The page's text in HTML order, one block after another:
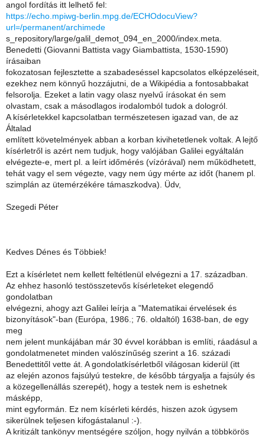
angol fordítás itt lelhető fel:
https://echo.mpiwg-berlin.mpg.de/ECHOdocuView?
url=/permanent/archimede
s_repository/large/galil_demot_094_en_2000/index.meta.
Benedetti (Giovanni Battista vagy Giambattista, 1530-1590)
írásaiban
fokozatosan fejlesztette a szabadeséssel kapcsolatos elképzeléseit,
ezekhez nem könnyű hozzájutni, de a Wikipédia a fontosabbakat
felsorolja. Ezeket a latin vagy olasz nyelvű írásokat én sem
olvastam, csak a másodlagos irodalomból tudok a dologról.
A kísérletekkel kapcsolatban természetesen igazad van, de az
Általad
említett követelmények abban a korban kivihetetlenek voltak. A lejtő
kísérletről is azért nem tudjuk, hogy valójában Galilei egyáltalán
elvégezte-e, mert pl. a leírt időmérés (vízórával) nem működhetett,
tehát vagy el sem végezte, vagy nem úgy mérte az időt (hanem pl.
szimplán az ütemérzékére támaszkodva). Üdv,
Szegedi Péter
Kedves Dénes és Többiek!
Ezt a kísérletet nem kellett feltétlenül elvégezni a 17. században.
Az ehhez hasonló testösszetevős kísérleteket elegendő
gondolatban
elvégezni, ahogy azt Galilei leírja a "Matematikai érvelések és
bizonyítások"-ban (Európa, 1986.; 76. oldaltól) 1638-ban, de egy
meg
nem jelent munkájában már 30 évvel korábban is említi, ráadásul a
gondolatmenetet minden valószínűség szerint a 16. századi
Benedettitől vette át. A gondolatkísérletből világosan kiderül (itt
az elején azonos fajsúlyú testekre, de később tárgyalja a fajsúly és
a közegellenállás szerepét), hogy a testek nem is eshetnek
másképp,
mint egyformán. Ez nem kísérleti kérdés, hiszen azok úgysem
sikerülnek teljesen kifogástalanul :-).
A kritizált tankönyv mentségére szóljon, hogy nyilván a többkörös